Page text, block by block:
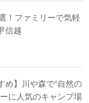
！ファミリーで気軽
信越
め】川や森で“自然の
に人気のキャンプ場